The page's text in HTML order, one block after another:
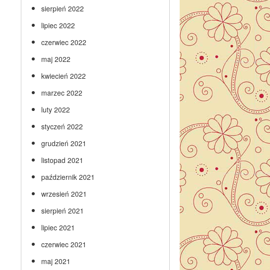
sierpień 2022
lipiec 2022
czerwiec 2022
maj 2022
kwiecień 2022
marzec 2022
luty 2022
styczeń 2022
grudzień 2021
listopad 2021
październik 2021
wrzesień 2021
sierpień 2021
lipiec 2021
czerwiec 2021
maj 2021